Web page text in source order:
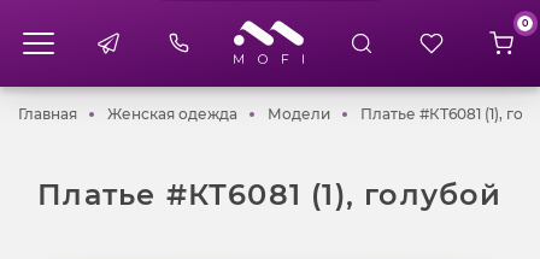
0
ГлавнаяГлавнаяЖенская одежда Женская одежда
МоделиМоделиПлатье #КТ6081 (1),
Платье #КТ6081 (1), голубой